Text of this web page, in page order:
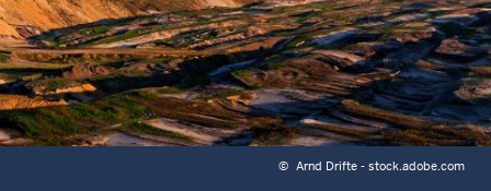
n
d
e
n
s
i
© Arnd Drifte - stock.adobe.com